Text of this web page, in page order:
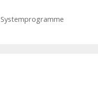
Systemprogramme